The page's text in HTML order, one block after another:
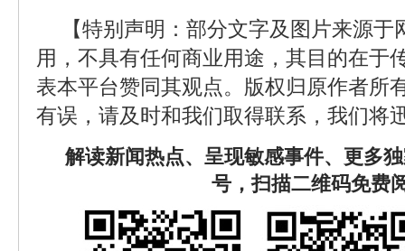
【特别声明：部分文字及图片来源
用，不具有任何商业用途，其目的在于
表本平台赞同其观点。版权归原作者所
有误，请及时和我们取得联系，我们将
解读新闻热点、呈现敏感事件、更多
号，扫描二维码免费